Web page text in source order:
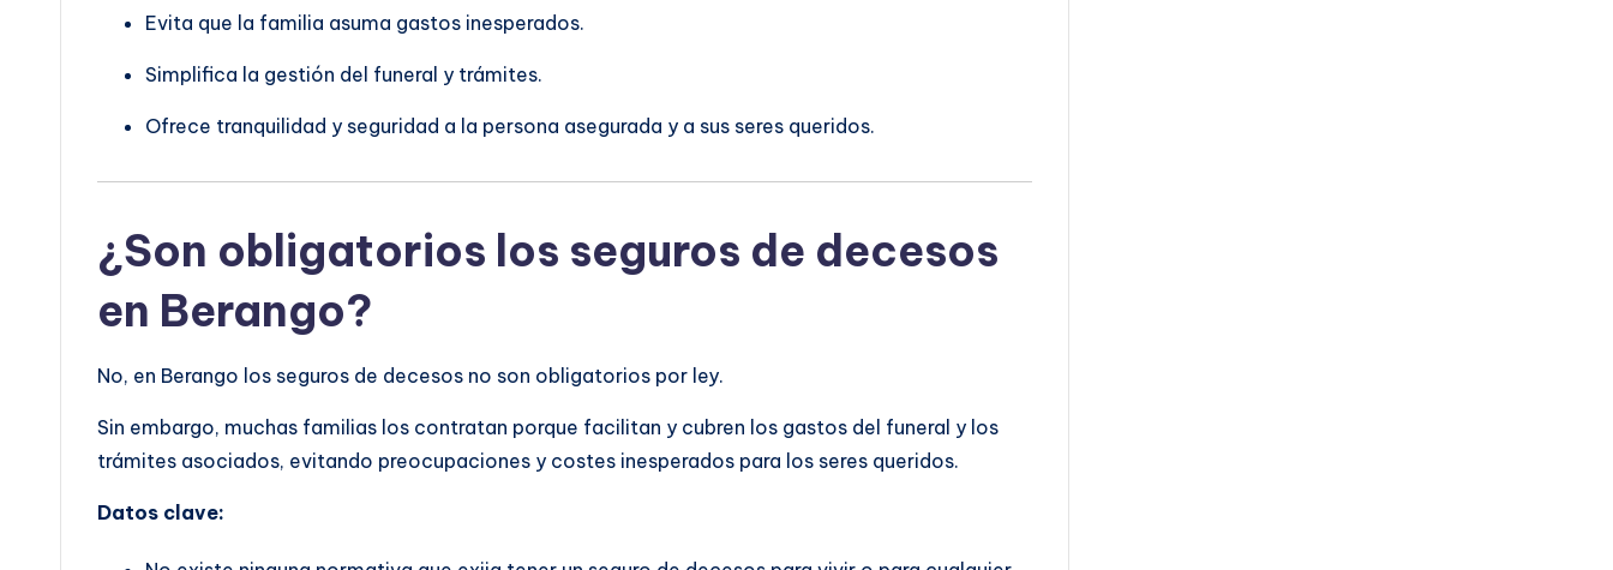
Evita que la familia asuma gastos inesperados.
Simplifica la gestión del funeral y trámites.
Ofrece tranquilidad y seguridad a la persona asegurada y a sus seres queridos.
¿Son obligatorios los seguros de decesos
en Berango?
No, en Berango los seguros de decesos no son obligatorios por ley.
Sin embargo, muchas familias los contratan porque facilitan y cubren los gastos del funeral y los
trámites asociados, evitando preocupaciones y costes inesperados para los seres queridos.
Datos clave: